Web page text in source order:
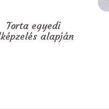
Torta egyedi
alapján